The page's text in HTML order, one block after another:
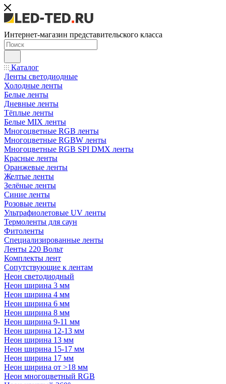
Интернет-магазин представительского класса
Каталог
Ленты светодиодные
Холодные ленты
Белые ленты
Дневные ленты
Тёплые ленты
Белые MIX ленты
Многоцветные RGB ленты
Многоцветные RGBW ленты
Многоцветные RGB SPI DMX ленты
Красные ленты
Оранжевые ленты
Желтые ленты
Зелёные ленты
Синие ленты
Розовые ленты
Ультрафиолетовые UV ленты
Термоленты для саун
Фитоленты
Специализированные ленты
Ленты 220 Вольт
Комплекты лент
Сопутствующие к лентам
Неон светодиодный
Неон ширина 3 мм
Неон ширина 4 мм
Неон ширина 6 мм
Неон ширина 8 мм
Неон ширина 9-11 мм
Неон ширина 12-13 мм
Неон ширина 13 мм
Неон ширина 15-17 мм
Неон ширина 17 мм
Неон ширина от >18 мм
Неон многоцветный RGB